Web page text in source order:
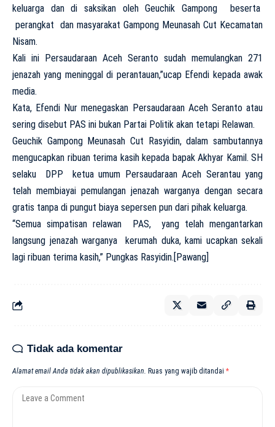
keluarga dan di saksikan oleh Geuchik Gampong beserta
perangkat dan masyarakat Gampong Meunasah Cut Kecamatan
Nisam.
Kali ini Persaudaraan Aceh Seranto sudah memulangkan 271
jenazah yang meninggal di perantauan,”ucap Efendi kepada awak
media.
Kata, Efendi Nur menegaskan Persaudaraan Aceh Seranto atau
sering disebut PAS ini bukan Partai Politik akan tetapi Relawan.
Geuchik Gampong Meunasah Cut Rasyidin, dalam sambutannya
mengucapkan ribuan terima kasih kepada bapak Akhyar Kamil. SH
selaku DPP ketua umum Persaudaraan Aceh Serantau yang
telah membiayai pemulangan jenazah warganya dengan secara
gratis tanpa di pungut biaya sepersen pun dari pihak keluarga.
“Semua simpatisan relawan PAS, yang telah mengantarkan
langsung jenazah warganya kerumah duka, kami ucapkan sekali
lagi ribuan terima kasih,” Pungkas Rasyidin.[Pawang]
Tidak ada komentar
Alamat email Anda tidak akan dipublikasikan. Ruas yang wajib ditandai *